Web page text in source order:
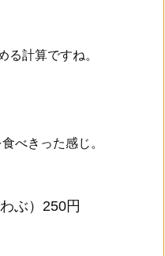
る計算ですね。
べきった感じ。
ぶ）250円